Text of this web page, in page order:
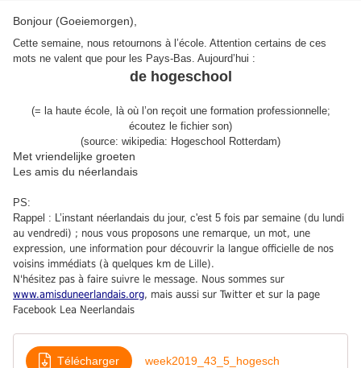
Bonjour (Goeiemorgen),
Cette semaine, nous retournons à l’école. Attention certains de ces
mots ne valent que pour les Pays-Bas. Aujourd’hui :
de hogeschool
(= la haute école, là où l’on reçoit une formation professionnelle;
écoutez le fichier son)
(source: wikipedia: Hogeschool Rotterdam)
Met vriendelijke groeten
Les amis du néerlandais
PS:
Rappel : L’instant néerlandais du jour, c'est 5 fois par semaine (du lundi
au vendredi) ; nous vous proposons une remarque, un mot, une
expression, une information pour découvrir la langue officielle de nos
voisins immédiats (à quelques km de Lille).
N'hésitez pas à faire suivre le message. Nous sommes sur
www.amisduneerlandais.org, mais aussi sur Twitter et sur la page
Facebook Lea Neerlandais
Télécharger week2019_43_5_hogesch